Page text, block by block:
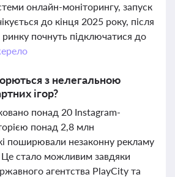
онлайн-моніторингу, запуск
до кінця 2025 року, після
почнуть підключатися до
з нелегальною
ігор?
понад 20 Instagram-
понад 2,8 млн
поширювали незаконну рекламу
стало можливим завдяки
агентства PlayCity та